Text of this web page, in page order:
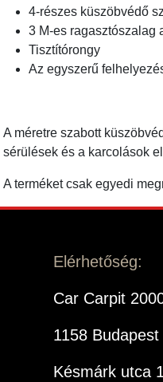
4-részes küszöbvédő
3 M-es ragasztószalag
Tisztítórongy
Az egyszerű
A méretre szabott
sérülések és a karcolások
A terméket csak egyedi
Elérhetőség:
Car Carpit
1158
Késmárk utca